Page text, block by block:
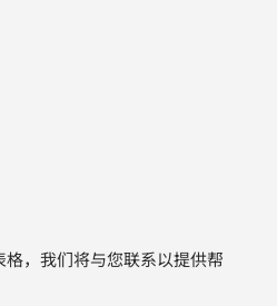
，我们将与您联系以提供帮